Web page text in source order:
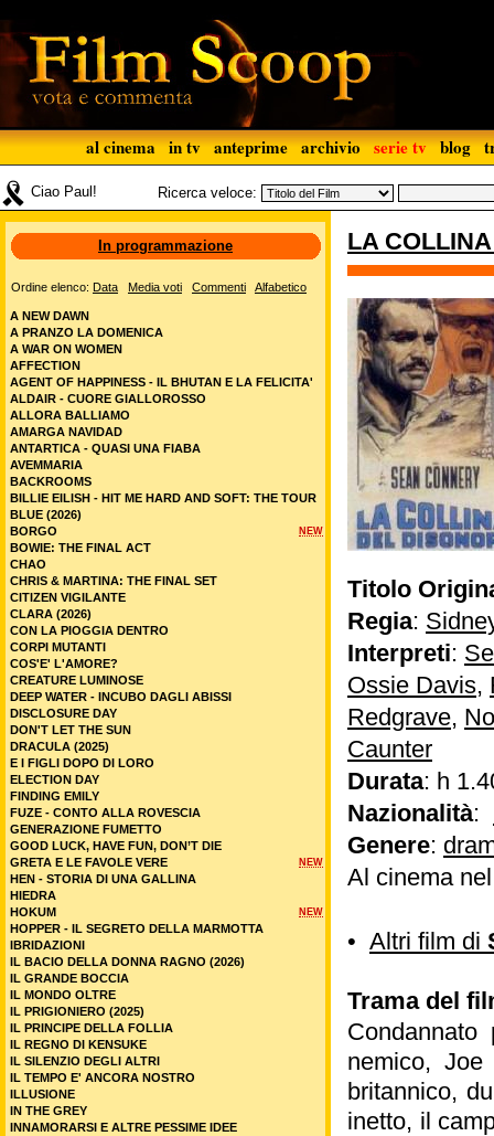
al cinema in tv anteprime archivio serie tv blog
Ciao Paul! Ricerca veloce:
LA
Titolo
Regia:
Interpreti:
Ossie Davis,
Redgrave,
Caunter
Durata: h
Nazionalità:
Genere:
Al cinema
• Altri film di
Trama del
nemico,
britannico,
inetto, il
In programmazione
Ordine elenco: Data Media voti Commenti Alfabetico
A NEW DAWN
A PRANZO LA DOMENICA
A WAR ON WOMEN
AFFECTION
AGENT OF HAPPINESS - IL BHUTAN E LA FELICITA'
ALDAIR - CUORE GIALLOROSSO
ALLORA BALLIAMO
AMARGA NAVIDAD
ANTARTICA - QUASI UNA FIABA
AVEMMARIA
BACKROOMS
BILLIE EILISH - HIT ME HARD AND SOFT: THE TOUR
BLUE (2026)
NEW
BORGO
BOWIE: THE FINAL ACT
CHAO
CHRIS & MARTINA: THE FINAL SET
CITIZEN VIGILANTE
CLARA (2026)
CON LA PIOGGIA DENTRO
CORPI MUTANTI
COS'E' L'AMORE?
CREATURE LUMINOSE
DEEP WATER - INCUBO DAGLI ABISSI
DISCLOSURE DAY
DON'T LET THE SUN
DRACULA (2025)
E I FIGLI DOPO DI LORO
ELECTION DAY
FINDING EMILY
FUZE - CONTO ALLA ROVESCIA
GENERAZIONE FUMETTO
GOOD LUCK, HAVE FUN, DON’T DIE
NEW
GRETA E LE FAVOLE VERE
HEN - STORIA DI UNA GALLINA
HIEDRA
NEW
HOKUM
HOPPER - IL SEGRETO DELLA MARMOTTA
IBRIDAZIONI
IL BACIO DELLA DONNA RAGNO (2026)
IL GRANDE BOCCIA
IL MONDO OLTRE
IL PRIGIONIERO (2025)
IL PRINCIPE DELLA FOLLIA
IL REGNO DI KENSUKE
IL SILENZIO DEGLI ALTRI
IL TEMPO E' ANCORA NOSTRO
ILLUSIONE
IN THE GREY
INNAMORARSI E ALTRE PESSIME IDEE